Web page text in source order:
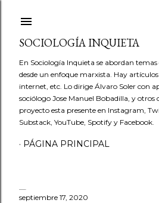
SOCIOLOGÍA INQUIETA
En Sociología Inquieta se abordan
desde un enfoque marxista. Hay
internet, etc. Lo dirige Álvaro Soler con
sociólogo Jose Manuel Bobadilla, y otros
proyecto esta presente en Instagram,
Substack, YouTube, Spotify y Facebook.
PÁGINA PRINCIPAL
septiembre 17, 2020